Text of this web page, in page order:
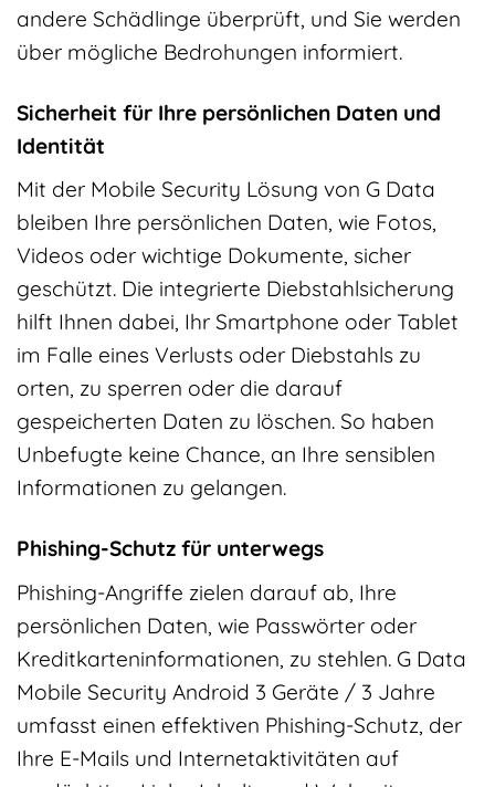
andere Schädlinge überprüft, und Sie werden
über mögliche Bedrohungen informiert.
Sicherheit für Ihre persönlichen Daten und
Identität
Mit der Mobile Security Lösung von G Data
bleiben Ihre persönlichen Daten, wie Fotos,
Videos oder wichtige Dokumente, sicher
geschützt. Die integrierte Diebstahlsicherung
hilft Ihnen dabei, Ihr Smartphone oder Tablet
im Falle eines Verlusts oder Diebstahls zu
orten, zu sperren oder die darauf
gespeicherten Daten zu löschen. So haben
Unbefugte keine Chance, an Ihre sensiblen
Informationen zu gelangen.
Phishing-Schutz für unterwegs
Phishing-Angriffe zielen darauf ab, Ihre
persönlichen Daten, wie Passwörter oder
Kreditkarteninformationen, zu stehlen. G Data
Mobile Security Android 3 Geräte / 3 Jahre
umfasst einen effektiven Phishing-Schutz, der
Ihre E-Mails und Internetaktivitäten auf